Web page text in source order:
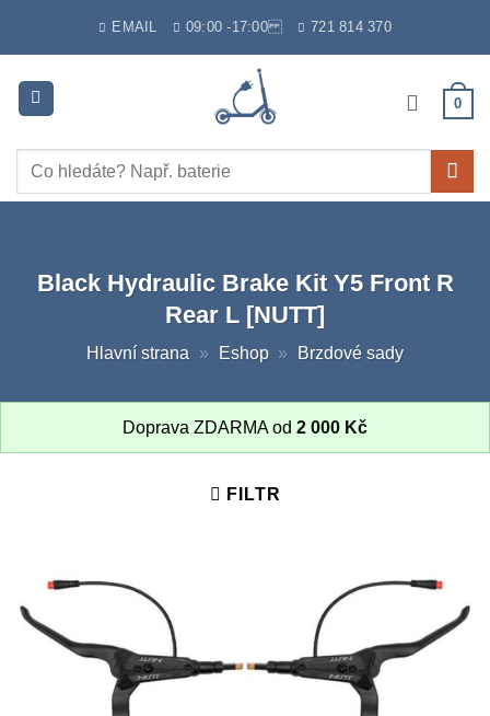
EMAIL 09:00 -17:00 721 814 370
0
Hledat:
Black Hydraulic Brake Kit Y5 Front R
Rear L [NUTT]
Hlavní strana » Eshop » Brzdové sady
Doprava ZDARMA od 2 000 Kč
FILTR